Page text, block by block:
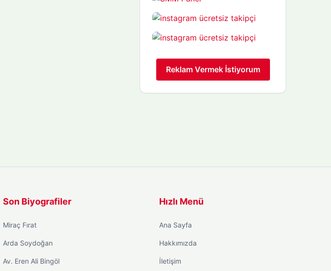
Reklam Vermek İstiyorum
Son Biyografiler
Miraç Fırat
Arda Soydoğan
Av. Eren Ali Bingöl
Hızlı Menü
Ana Sayfa
Hakkımızda
İletişim